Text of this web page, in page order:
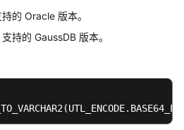
的 Oracle 版本。
持的 GaussDB 版本。